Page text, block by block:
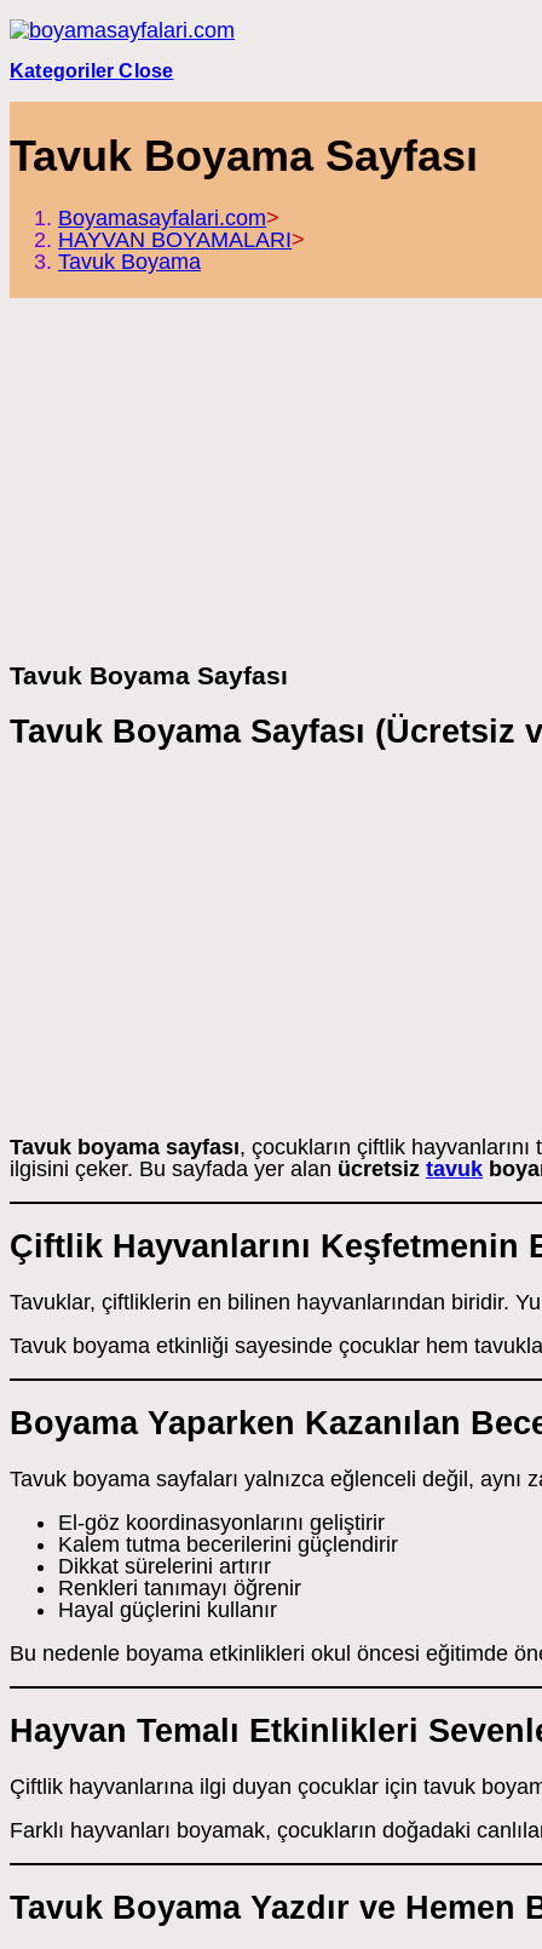
Skip
to
content
Kategoriler Close
Tavuk Boyama Sayfası
Boyamasayfalari.com>
HAYVAN BOYAMALARI>
Tavuk Boyama
Tavuk Boyama Sayfası
Tavuk Boyama Sayfası (Ücretsiz
Tavuk boyama sayfası, çocukların çiftlik
ilgisini çeker. Bu sayfada yer alan ücretsiz tavuk
Çiftlik Hayvanlarını Keşfetmenin
Tavuklar, çiftliklerin en bilinen hayvanlarından biridir.
Tavuk boyama etkinliği sayesinde çocuklar hem
Boyama Yaparken Kazanılan
Tavuk boyama sayfaları yalnızca eğlenceli değil, aynı
El-göz koordinasyonlarını geliştirir
Kalem tutma becerilerini güçlendirir
Dikkat sürelerini artırır
Renkleri tanımayı öğrenir
Hayal güçlerini kullanır
Bu nedenle boyama etkinlikleri okul öncesi eğitimde
Hayvan Temalı Etkinlikleri
Çiftlik hayvanlarına ilgi duyan çocuklar için tavuk
Farklı hayvanları boyamak, çocukların doğadaki
Tavuk Boyama Yazdır ve Hemen